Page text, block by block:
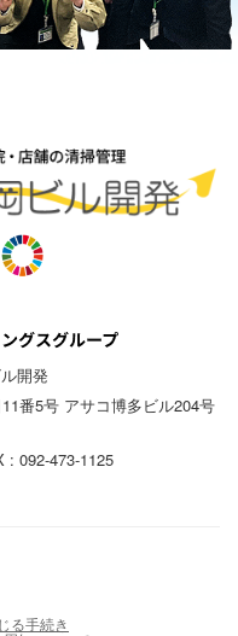
開発
番5号 アサコ博多ビル204号
092-473-1125
る手続き